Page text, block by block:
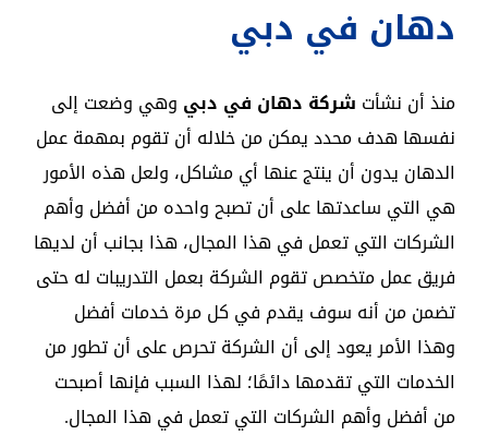
دهان في دبي
منذ أن نشأت شركة دهان في دبي وهي وضعت إلى
نفسها هدف محدد يمكن من خلاله أن تقوم بمهمة عمل
الدهان يدون أن ينتج عنها أي مشاكل، ولعل هذه الأمور
هي التي ساعدتها على أن تصبح واحده من أفضل وأهم
الشركات التي تعمل في هذا المجال، هذا بجانب أن لديها
فريق عمل متخصص تقوم الشركة بعمل التدريبات له حتى
تضمن من أنه سوف يقدم في كل مرة خدمات أفضل
وهذا الأمر يعود إلى أن الشركة تحرص على أن تطور من
الخدمات التي تقدمها دائمًا؛ لهذا السبب فإنها أصبحت
من أفضل وأهم الشركات التي تعمل في هذا المجال.